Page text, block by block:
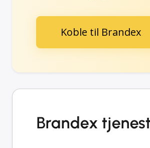
Koble til Brandex
Brandex